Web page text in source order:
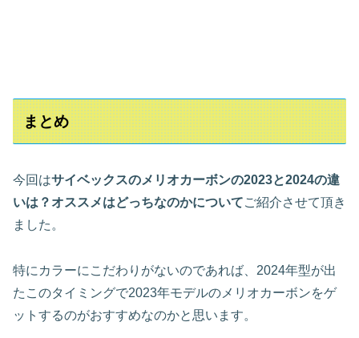
まとめ
今回はサイベックスのメリオカーボンの2023と2024の違
いは？オススメはどっちなのかについてご紹介させて頂き
ました。
特にカラーにこだわりがないのであれば、2024年型が出
たこのタイミングで2023年モデルのメリオカーボンをゲ
ットするのがおすすめなのかと思います。